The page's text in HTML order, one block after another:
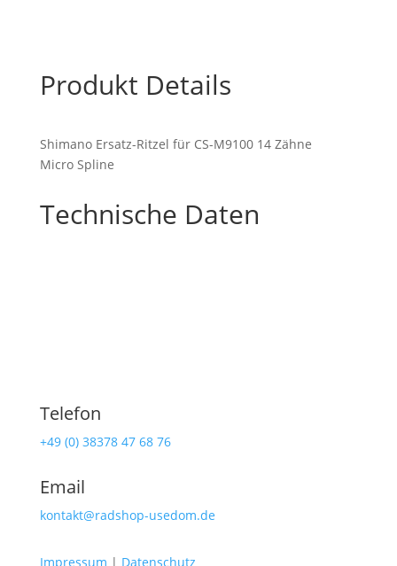
Produkt Details
Shimano Ersatz-Ritzel für CS-M9100 14 Zähne
Micro Spline
Technische Daten
Telefon
+49 (0) 38378 47 68 76
Email
kontakt@radshop-usedom.de
Impressum | Datenschutz